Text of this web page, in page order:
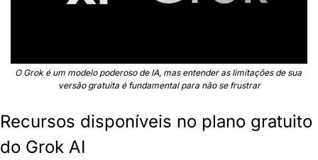
O Grok é um modelo poderoso de IA, mas entender as limitações de sua
versão gratuita é fundamental para não se frustrar
Recursos disponíveis no plano gratuito
do Grok AI